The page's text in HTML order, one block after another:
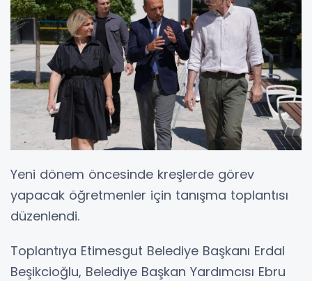
Yeni dönem öncesinde kreşlerde görev
yapacak öğretmenler için tanışma toplantısı
düzenlendi.
Toplantıya Etimesgut Belediye Başkanı Erdal
Beşikcioğlu, Belediye Başkan Yardımcısı Ebru